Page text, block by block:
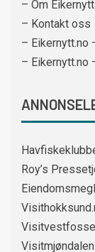
– Om
– Kontakt oss
– Eikernytt.no
– Eikernytt.no
Roy’s